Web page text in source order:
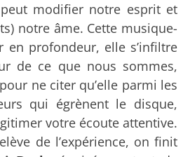
modifier notre esprit et
notre âme. Cette musique-
en profondeur, elle s’infiltre
de ce que nous sommes,
ne citer qu’elle parmi les
qui égrènent le disque,
votre écoute attentive.
de l’expérience, on finit